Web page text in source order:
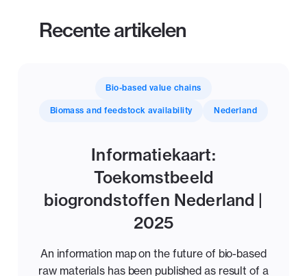
Recente artikelen
Bio-based value chains
Biomass and feedstock availability Nederland
Informatiekaart:
Toekomstbeeld
biogrondstoffen Nederland |
2025
An information map on the future of bio-based
raw materials has been published as result of a